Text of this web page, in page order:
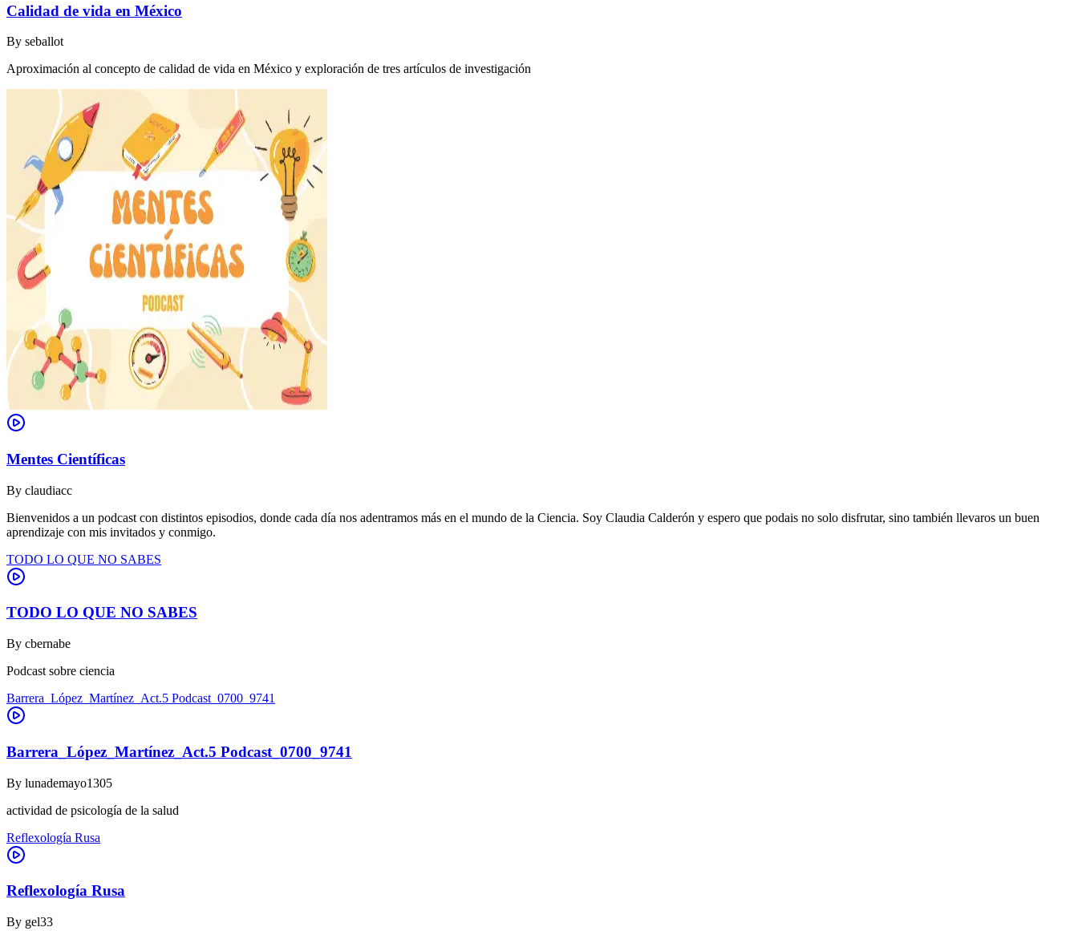
Calidad de vida en México
By seballot
Aproximación al concepto de calidad de vida en México y exploración de tres artículos de investigación
Mentes Científicas
By claudiacc
Bienvenidos a un podcast con distintos episodios, donde cada día nos adentramos más en el mundo de la Ciencia. Soy Claudia Calderón y espero que podais no solo disfrutar, sino también llevaros un buen
aprendizaje con mis invitados y conmigo.
TODO LO QUE NO SABES
TODO LO QUE NO SABES
By cbernabe
Podcast sobre ciencia
Barrera_López_Martínez_Act.5 Podcast_0700_9741
Barrera_López_Martínez_Act.5 Podcast_0700_9741
By lunademayo1305
actividad de psicología de la salud
Reflexología Rusa
Reflexología Rusa
By gel33